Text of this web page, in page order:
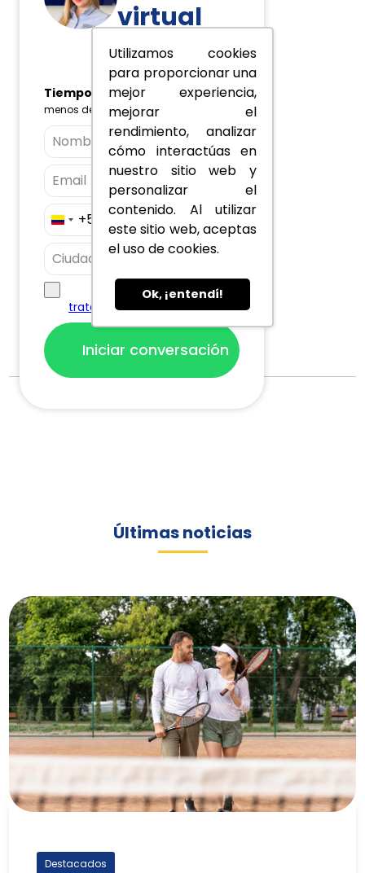
Utilizamos cookies
para proporcionar una
mejor experiencia,
mejorar el
rendimiento, analizar
cómo interactúas en
nuestro sitio web y
personalizar el
contenido. Al utilizar
este sitio web, aceptas
el uso de cookies.
Ok, ¡entendí!
virtual
En línea
Tiempo de respuesta:
menos de 1 minuto
Colombia
+57
+57
política de
tratamiento de datos
Iniciar conversación
Últimas noticias
Destacados